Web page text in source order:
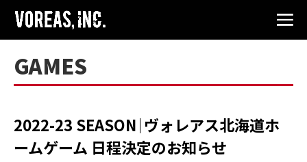
GAMES
2022-23 SEASON｜ヴォレアス北海道ホ
ームゲーム 日程決定のお知らせ